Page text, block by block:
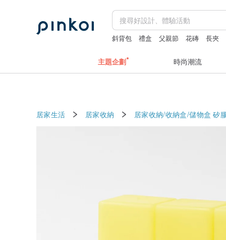
斜背包 禮盒 父親節 花磚 長夾
主題企劃 時尚潮流
居家生活 居家收納 居家收納/收納盒/儲物盒 矽